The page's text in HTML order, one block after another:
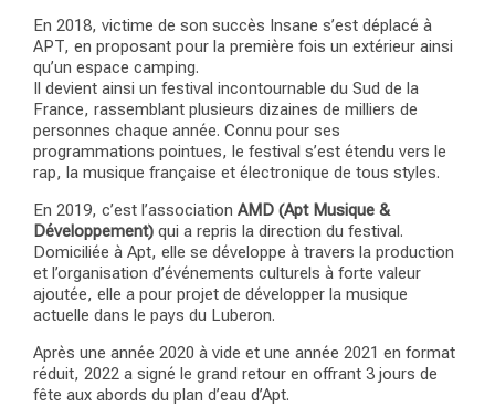
En 2018, victime de son succès Insane s’est déplacé à
APT, en proposant pour la première fois un extérieur ainsi
qu’un espace camping.
Il devient ainsi un festival incontournable du Sud de la
France, rassemblant plusieurs dizaines de milliers de
personnes chaque année. Connu pour ses
programmations pointues, le festival s’est étendu vers le
rap, la musique française et électronique de tous styles.
En 2019, c’est l’association AMD (Apt Musique &
Développement) qui a repris la direction du festival.
Domiciliée à Apt, elle se développe à travers la production
et l’organisation d’événements culturels à forte valeur
ajoutée, elle a pour projet de développer la musique
actuelle dans le pays du Luberon.
Après une année 2020 à vide et une année 2021 en format
réduit, 2022 a signé le grand retour en offrant 3 jours de
fête aux abords du plan d’eau d’Apt.